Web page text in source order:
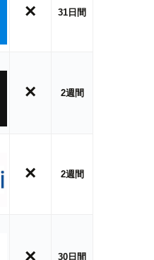
× 31日間
× 2週間
× 2週間
30日間